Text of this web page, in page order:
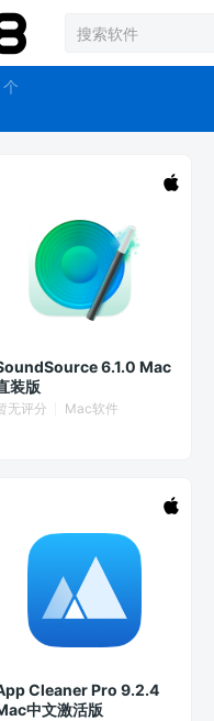
登录
6.1.0 Mac
装版
无评分 Mac软件
Cleaner Pro 9.2.4
中文激活版